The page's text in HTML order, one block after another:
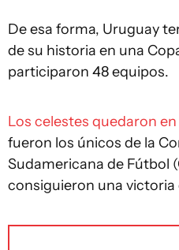
De esa forma, Uruguay
de su historia en una
participaron 48 equipos.
Los celestes quedaron
fueron los únicos de la
Sudamericana de Fútbol
consiguieron una victoria